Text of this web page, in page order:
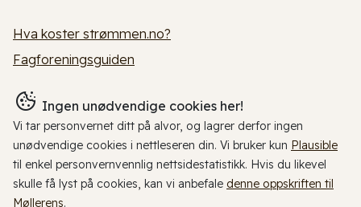
Hva koster strømmen.no?
Fagforeningsguiden
Ingen unødvendige cookies her!
Vi tar personvernet ditt på alvor, og lagrer derfor ingen
unødvendige cookies i nettleseren din. Vi bruker kun Plausible
til enkel personvernvennlig nettsidestatistikk. Hvis du likevel
skulle få lyst på cookies, kan vi anbefale denne oppskriften til
Møllerens.